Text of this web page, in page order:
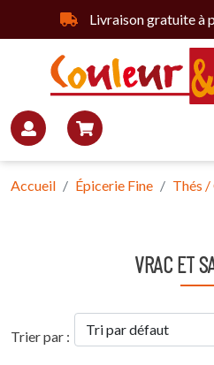
Livraison gratuite à
Accueil Épicerie Fine Thés /
VRAC ET
Trier par :